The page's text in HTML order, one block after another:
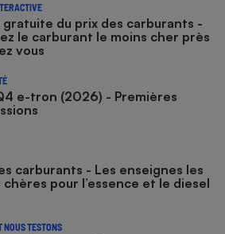
du prix des carburants -
le carburant le moins cher près
vous
e-tron (2026) - Premières
carburants - Les enseignes les
chères pour l’essence et le diesel
NOUS TESTONS